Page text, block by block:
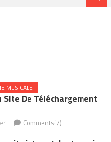
MUSICALE
De Téléchargement
Comments(7)